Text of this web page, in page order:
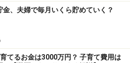
金、夫婦で毎月いくら貯めていく？
てるお金は3000万円？ 子育て費用は